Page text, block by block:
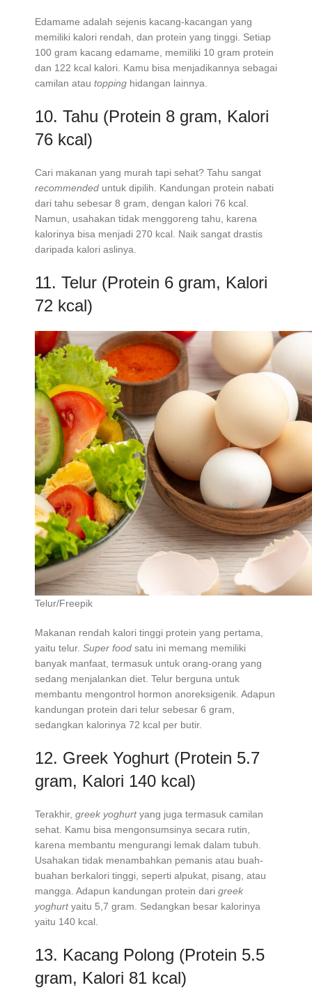
Edamame adalah sejenis kacang-kacangan yang
memiliki kalori rendah, dan protein yang tinggi. Setiap
100 gram kacang edamame, memiliki 10 gram protein
dan 122 kcal kalori. Kamu bisa menjadikannya sebagai
camilan atau topping hidangan lainnya.
10. Tahu (Protein 8 gram, Kalori
76 kcal)
Cari makanan yang murah tapi sehat? Tahu sangat
recommended untuk dipilih. Kandungan protein nabati
dari tahu sebesar 8 gram, dengan kalori 76 kcal.
Namun, usahakan tidak menggoreng tahu, karena
kalorinya bisa menjadi 270 kcal. Naik sangat drastis
daripada kalori aslinya.
11. Telur (Protein 6 gram, Kalori
72 kcal)
Telur/Freepik
Makanan rendah kalori tinggi protein yang pertama,
yaitu telur. Super food satu ini memang memiliki
banyak manfaat, termasuk untuk orang-orang yang
sedang menjalankan diet. Telur berguna untuk
membantu mengontrol hormon anoreksigenik. Adapun
kandungan protein dari telur sebesar 6 gram,
sedangkan kalorinya 72 kcal per butir.
12. Greek Yoghurt (Protein 5.7
gram, Kalori 140 kcal)
Terakhir, greek yoghurtyang juga termasuk camilan
sehat. Kamu bisa mengonsumsinya secara rutin,
karena membantu mengurangi lemak dalam tubuh.
Usahakan tidak menambahkan pemanis atau buah-
buahan berkalori tinggi, seperti alpukat, pisang, atau
mangga. Adapun kandungan protein dari greek
yoghurtyaitu 5,7 gram. Sedangkan besar kalorinya
yaitu 140 kcal.
13. Kacang Polong (Protein 5.5
gram, Kalori 81 kcal)